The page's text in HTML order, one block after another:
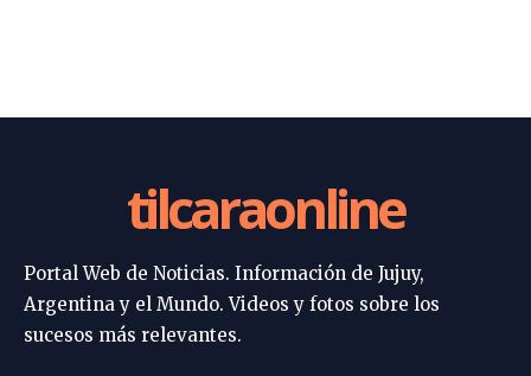
tilcaraonline
Portal Web de Noticias. Información de Jujuy,
Argentina y el Mundo. Videos y fotos sobre los
sucesos más relevantes.